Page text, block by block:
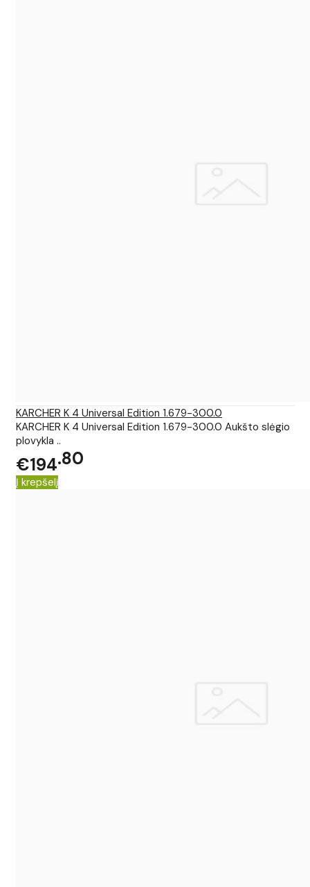
KARCHER K 4 Universal Edition 1.679-300.0
KARCHER K 4 Universal Edition 1.679-300.0 Aukšto slėgio
plovykla ..
€194 80
Į krepšelį